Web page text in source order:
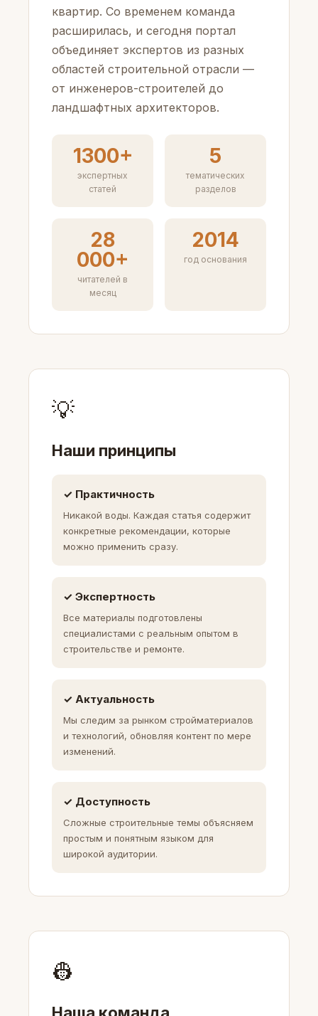
квартир. Со временем команда
расширилась, и сегодня портал
объединяет экспертов из разных
областей строительной отрасли —
от инженеров-строителей до
ландшафтных архитекторов.
1300+
экспертных
статей
5
тематических
разделов
28
000+
читателей в
месяц
2014
год основания
💡
Наши принципы
✓ Практичность
Никакой воды. Каждая статья содержит
конкретные рекомендации, которые
можно применить сразу.
✓ Экспертность
Все материалы подготовлены
специалистами с реальным опытом в
строительстве и ремонте.
✓ Актуальность
Мы следим за рынком стройматериалов
и технологий, обновляя контент по мере
изменений.
✓ Доступность
Сложные строительные темы объясняем
простым и понятным языком для
широкой аудитории.
👷